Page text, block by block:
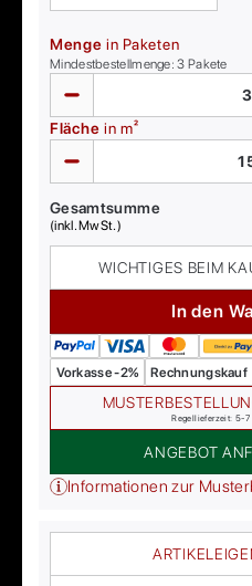
Menge in Paketen
Mindestbestellmenge:3 Pakete
Fläche in m²
Gesamtsumme
(inkl. MwSt.)
WICHTIGES BEIM
In den
Vorkasse -2% Rechnungskauf
Regellieferzeit: 5-7
ANGEBOT
Informationen zur